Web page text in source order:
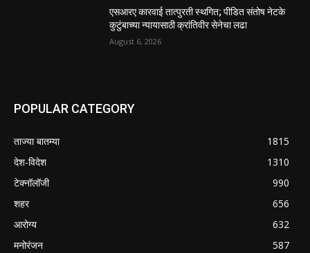
एसआरए कारवाई तात्पुरती स्थगित; पीडित संतोष नेटके
कुटुंबाच्या न्यायासाठी क्रांतिवीर सेनेचा लढा
August 6, 2026
POPULAR CATEGORY
ताज्या बातम्या
1815
देश-विदेश
1310
टेक्नॉलॉजी
990
शहर
656
आरोग्य
632
मनोरंजन
587